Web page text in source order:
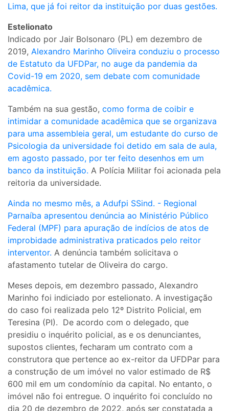
Lima, que já foi reitor da instituição por duas gestões.
Estelionato
Indicado por Jair Bolsonaro (PL) em dezembro de
2019, Alexandro Marinho Oliveira conduziu o processo
de Estatuto da UFDPar, no auge da pandemia da
Covid-19 em 2020, sem debate com comunidade
acadêmica.
Também na sua gestão, como forma de coibir e
intimidar a comunidade acadêmica que se organizava
para uma assembleia geral, um estudante do curso de
Psicologia da universidade foi detido em sala de aula,
em agosto passado, por ter feito desenhos em um
banco da instituição. A Polícia Militar foi acionada pela
reitoria da universidade.
Ainda no mesmo mês, a Adufpi SSind. - Regional
Parnaíba apresentou denúncia ao Ministério Público
Federal (MPF) para apuração de indícios de atos de
improbidade administrativa praticados pelo reitor
interventor. A denúncia também solicitava o
afastamento tutelar de Oliveira do cargo.
Meses depois, em dezembro passado, Alexandro
Marinho foi indiciado por estelionato. A investigação
do caso foi realizada pelo 12º Distrito Policial, em
Teresina (PI). De acordo com o delegado, que
presidiu o inquérito policial, as e os denunciantes,
supostos clientes, fecharam um contrato com a
construtora que pertence ao ex-reitor da UFDPar para
a construção de um imóvel no valor estimado de R$
600 mil em um condomínio da capital. No entanto, o
imóvel não foi entregue. O inquérito foi concluído no
dia 20 de dezembro de 2022, após ser constatada a